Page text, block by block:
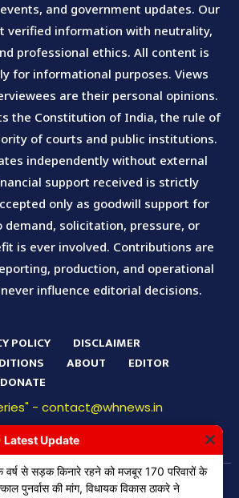
and government updates. Our
verified information with neutrality,
professional ethics. All content is
for informational purposes. Views
are their personal opinions.
the Constitution of India, the rule of
of courts and public institutions.
independently without external
support received is strictly
only as goodwill support for
demand, solicitation, pressure, or
is ever involved. Contributions are
production, and operational
influence editorial decisions.
POLICY
DISCLAIMER
ABOUT
EDITOR
DONATE
- contact@whnews.in
Reserved WH News Digital
Latest Update
वर्ष से सड़क किनारे रहने को मजबूर 170 परिवारों के
पुनर्वास की मांग, विधायक विकास ठाकरे ने